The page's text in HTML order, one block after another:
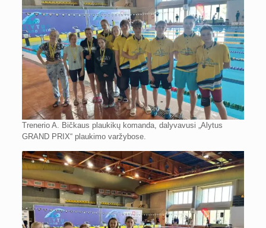
Trenerio A. Bičkaus plaukikų komanda, dalyvavusi „Alytus
GRAND PRIX“ plaukimo varžybose.